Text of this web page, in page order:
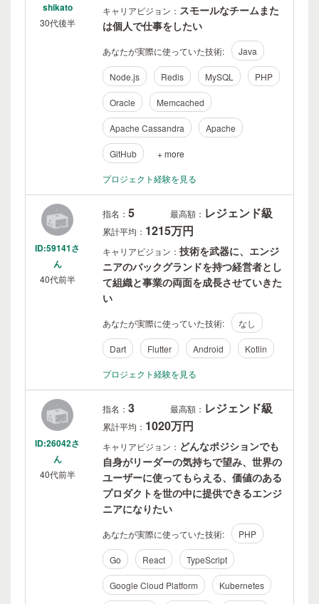
shikato
30代後半
キャリアビジョン： スモールなチームまた
は個人で仕事をしたい
あなたが実際に使っていた技術: Java
Node.js Redis MySQL PHP
Oracle Memcached
Apache Cassandra Apache
GitHub + more
プロジェクト経験を見る
ID:59141さ
ん
40代前半
指名： 5 最高額： レジェンド級
累計平均： 1215万円
キャリアビジョン： 技術を武器に、エンジ
ニアのバックグランドを持つ経営者とし
て組織と事業の両面を成長させていきた
い
あなたが実際に使っていた技術: なし
Dart Flutter Android Kotlin
プロジェクト経験を見る
ID:26042さ
ん
40代前半
指名： 3 最高額： レジェンド級
累計平均： 1020万円
キャリアビジョン： どんなポジションでも
自身がリーダーの気持ちで望み、世界の
ユーザーに使ってもらえる、価値のある
プロダクトを世の中に提供できるエンジ
ニアになりたい
あなたが実際に使っていた技術: PHP
Go React TypeScript
Google Cloud Platform Kubernetes